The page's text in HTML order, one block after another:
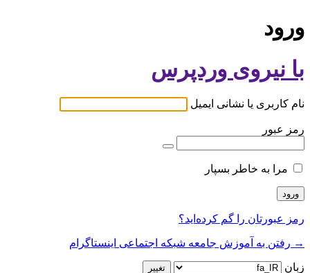
ورود
با نیروی وردپرس
نام کاربری یا نشانی ایمیل
رمز عبور
مرا به خاطر بسپار
رمز عبورتان را گم کرده‌اید؟
→ رفتن به آموزش جامعه شبکه اجتماعی اینستاگرام
زبان